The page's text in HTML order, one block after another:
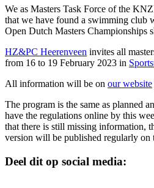
We as Masters Task Force of the
that we have found a swimming club
Open Dutch Masters Championships
HZ&PC Heerenveen invites all
from 16 to 19 February 2023 in
All information will be on our website
The program is the same as planned
have the regulations online by this
that there is still missing information,
version will be published regularly on
Deel dit op social media: